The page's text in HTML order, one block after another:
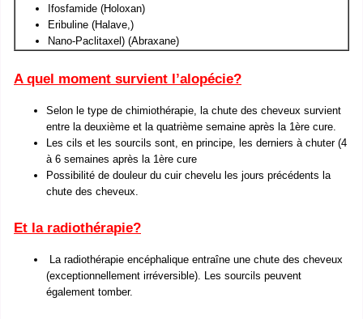
Ifosfamide (Holoxan)
Eribuline (Halave,)
Nano-Paclitaxel) (Abraxane)
A quel moment survient l’alopécie?
Selon le type de chimiothérapie, la chute des cheveux survient
entre la deuxième et la quatrième semaine après la 1ère cure.
Les cils et les sourcils sont, en principe, les derniers à chuter (4
à 6 semaines après la 1ère cure
Possibilité de douleur du cuir chevelu les jours précédents la
chute des cheveux.
Et la radiothérapie?
La radiothérapie encéphalique entraîne une chute des cheveux
(exceptionnellement irréversible). Les sourcils peuvent
également tomber.